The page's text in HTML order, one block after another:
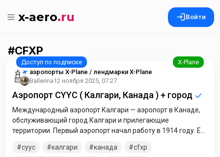
x-aero.ru Войти
CFXP
аэропорты X-Plane / лендмарки X-Plane
Ballerina12 ноября 2025, 07:27
Аэропорт CYYC ( Калгари, Канада ) + город
Международный аэропорт Калгари — аэропорт в Канаде,
обслуживающий город Калгари и прилегающие
территории. Первый аэропорт начал работу в 1914 году. Его
известного канадского летчика-аса Первой мировой войны
cyyc калгари канада
cfxp